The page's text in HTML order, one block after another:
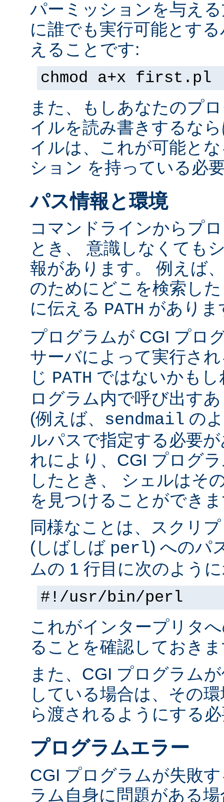
パーミッションを与え
に誰でも実行可能とす
えることです:
chmod a+x first.pl
また、もしあなたのプ
イルを読み書きするな
イルは、これが可能と
ション を持っている必
パス情報と環境
コマンドラインからプ
とき、 意識しなくても
報があります。 例えば
のためにどこを検索し
に伝える PATH がありま
プログラムが CGI プロ
サーバによって実行さ
じ PATH ではないかも
ログラム内で呼び出す
(例えば、 sendmail の
ルパスで指定する必要
れにより、CGI プログ
したとき、 シェルはそ
を見つけることができ
同様なことは、スクリ
(しばしば perl) へのパ
ムの 1 行目に次のよう
#!/usr/bin/perl
これがインタープリタ
ることを確認しておき
また、CGI プログラム
している場合は、その
ら渡されるようにする
プログラムエラー
CGI プログラムが失敗
ラム自身に問題がある